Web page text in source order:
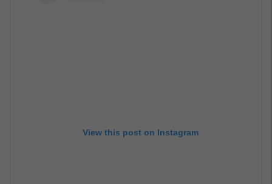
View this post on Instagram